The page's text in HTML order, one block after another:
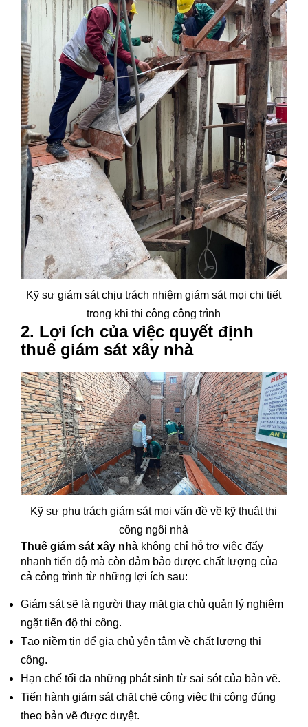
Kỹ sư giám sát chịu trách nhiệm giám sát mọi chi tiết
trong khi thi công công trình
2. Lợi ích của việc quyết định
thuê giám sát xây nhà
Kỹ sư phụ trách giám sát mọi vấn đề về kỹ thuật thi
công ngôi nhà
Thuê giám sát xây nhà không chỉ hỗ trợ việc đẩy
nhanh tiến độ mà còn đảm bảo được chất lượng của
cả công trình từ những lợi ích sau:
Giám sát sẽ là người thay mặt gia chủ quản lý nghiêm
ngặt tiến độ thi công.
Tạo niềm tin để gia chủ yên tâm về chất lượng thi
công.
Hạn chế tối đa những phát sinh từ sai sót của bản vẽ.
Tiến hành giám sát chặt chẽ công việc thi công đúng
theo bản vẽ được duyệt.